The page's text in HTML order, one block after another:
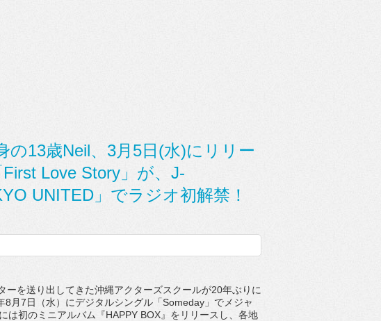
13歳Neil、3月5日(水)にリリー
Love Story」が、J-
UNITED」でラジオ初解禁！
ーを送り出してきた沖縄アクターズスクールが20年ぶりに
月7日（水） にデジタルシングル「Someday」 でメジャ
には初のミニアルバム『HAPPY BOX』をリリースし、各地